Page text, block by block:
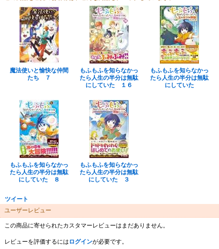
魔法使いと愉快な仲間
たち ７
もふもふを知らなかっ
たら人生の半分は無駄
にしていた １６
もふもふを知らなかっ
たら人生の半分は無駄
にしていた
もふもふを知らなかっ
たら人生の半分は無駄
にしていた ８
もふもふを知らなかっ
たら人生の半分は無駄
にしていた ３
ツイート
ユーザーレビュー
この商品に寄せられたカスタマーレビューはまだありません。
レビューを評価するには ログインが必要です。